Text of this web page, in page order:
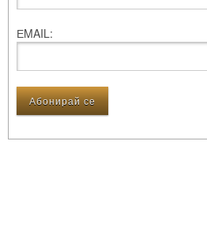
ЕMAIL: